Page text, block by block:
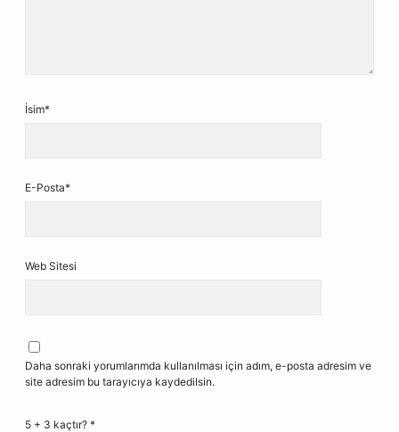
İsim*
E-Posta*
Web Sitesi
Daha sonraki yorumlarımda kullanılması için adım, e-posta adresim ve
site adresim bu tarayıcıya kaydedilsin.
5 + 3 kaçtır? *